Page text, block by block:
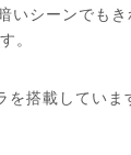
いシーンでも
。
搭載してい